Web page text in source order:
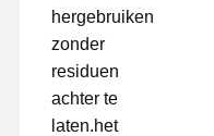
Kaptonband
Tweezijdige Band
Maskerband
hergebruiken
zonder
residuen
achter te
laten.het